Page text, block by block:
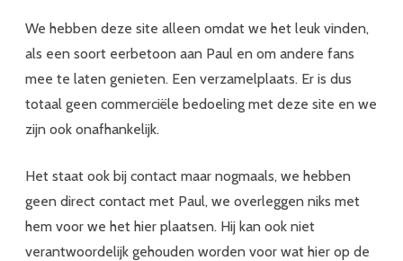
We hebben deze site alleen omdat we het leuk vinden,
als een soort eerbetoon aan Paul en om andere fans
mee te laten genieten. Een verzamelplaats. Er is dus
totaal geen commerciële bedoeling met deze site en we
zijn ook onafhankelijk.
Het staat ook bij contact maar nogmaals, we hebben
geen direct contact met Paul, we overleggen niks met
hem voor we het hier plaatsen. Hij kan ook niet
verantwoordelijk gehouden worden voor wat hier op de